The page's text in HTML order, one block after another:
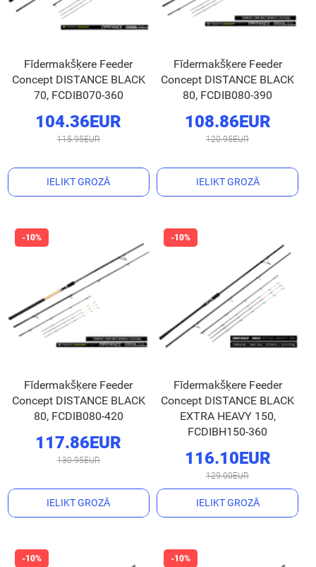
Fīdermakšķere Feeder
Concept DISTANCE BLACK
70, FCDIB070-360
104.36EUR
115.95EUR
IELIKT GROZĀ
Fīdermakšķere Feeder
Concept DISTANCE BLACK
80, FCDIB080-390
108.86EUR
120.95EUR
IELIKT GROZĀ
Fīdermakšķere Feeder
Concept DISTANCE BLACK
80, FCDIB080-420
117.86EUR
130.95EUR
IELIKT GROZĀ
Fīdermakšķere Feeder
Concept DISTANCE BLACK
EXTRA HEAVY 150,
FCDIBH150-360
116.10EUR
129.00EUR
IELIKT GROZĀ